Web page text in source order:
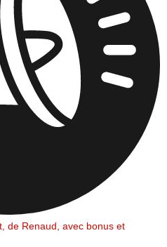
de Renaud, avec bonus et